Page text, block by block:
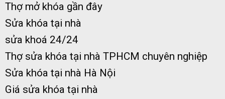
Thợ mở khóa gần đây
Sửa khóa tại nhà
sửa khoá 24/24
Thợ sửa khóa tại nhà TPHCM chuyên nghiệp
Sửa khóa tại nhà Hà Nội
Giá sửa khóa tại nhà